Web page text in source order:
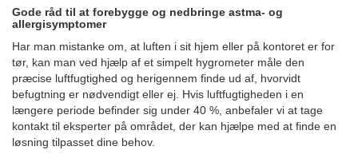
Gode råd til at forebygge og nedbringe astma- og
allergisymptomer
Har man mistanke om, at luften i sit hjem eller på kontoret er for
tør, kan man ved hjælp af et simpelt hygrometer måle den
præcise luftfugtighed og herigennem finde ud af, hvorvidt
befugtning er nødvendigt eller ej. Hvis luftfugtigheden i en
længere periode befinder sig under 40 %, anbefaler vi at tage
kontakt til eksperter på området, der kan hjælpe med at finde en
løsning tilpasset dine behov.